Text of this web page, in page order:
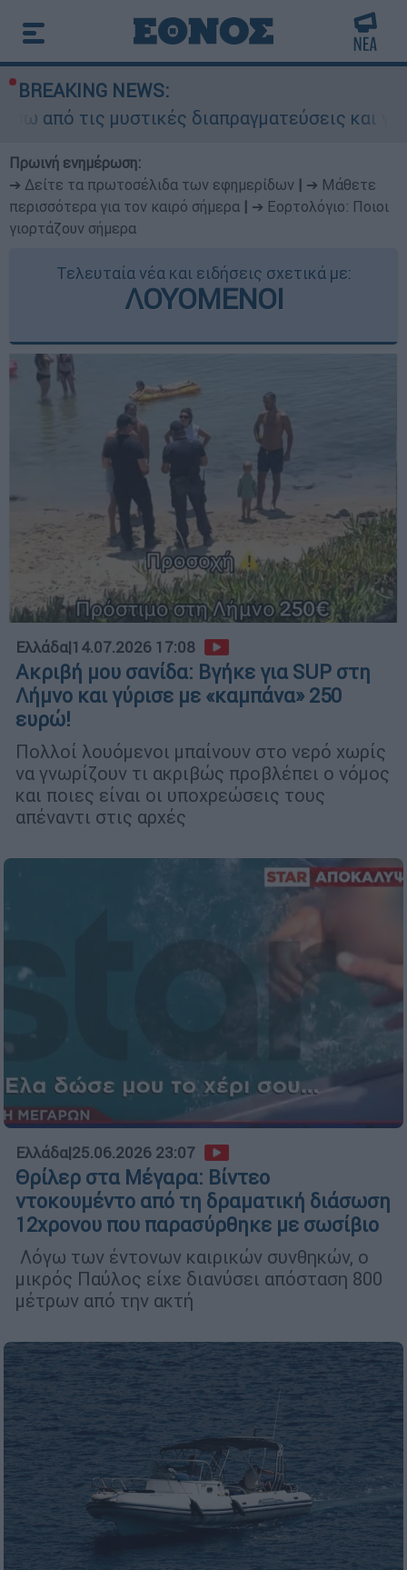
BREAKING NEWS:
διαπραγματεύσεις και γιατί
Πρωινή ενημέρωση:
➔ Δείτε τα πρωτοσέλιδα των εφημερίδων
➔ Μάθετε
περισσότερα για τον καιρό σήμερα
➔ Εορτολόγιο: Ποιοι
γιορτάζουν σήμερα
Τελευταία νέα και ειδήσεις σχετικά με:
ΛΟΥΟΜΕΝΟΙ
Ελλάδα|14.07.2026 17:08
Ακριβή μου σανίδα: Βγήκε για SUP στη
Λήμνο και γύρισε με «καμπάνα» 250
ευρώ!
Πολλοί λουόμενοι μπαίνουν στο νερό χωρίς
να γνωρίζουν τι ακριβώς προβλέπει ο νόμος
και ποιες είναι οι υποχρεώσεις τους
απέναντι στις αρχές
Ελλάδα|25.06.2026 23:07
Θρίλερ στα Μέγαρα: Βίντεο
ντοκουμέντο από τη δραματική διάσωση
12χρονου που παρασύρθηκε με σωσίβιο
Λόγω των έντονων καιρικών συνθηκών, ο
μικρός Παύλος είχε διανύσει απόσταση 800
μέτρων από την ακτή